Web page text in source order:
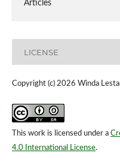
Articles
LICENSE
Copyright (c) 2026 Winda
This work is licensed under a
4.0 International License.